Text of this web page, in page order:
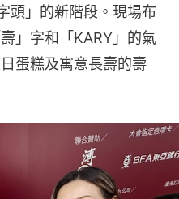
頭」的新階段。現場布
」字和「KARY」的氣
蛋糕及寓意長壽的壽